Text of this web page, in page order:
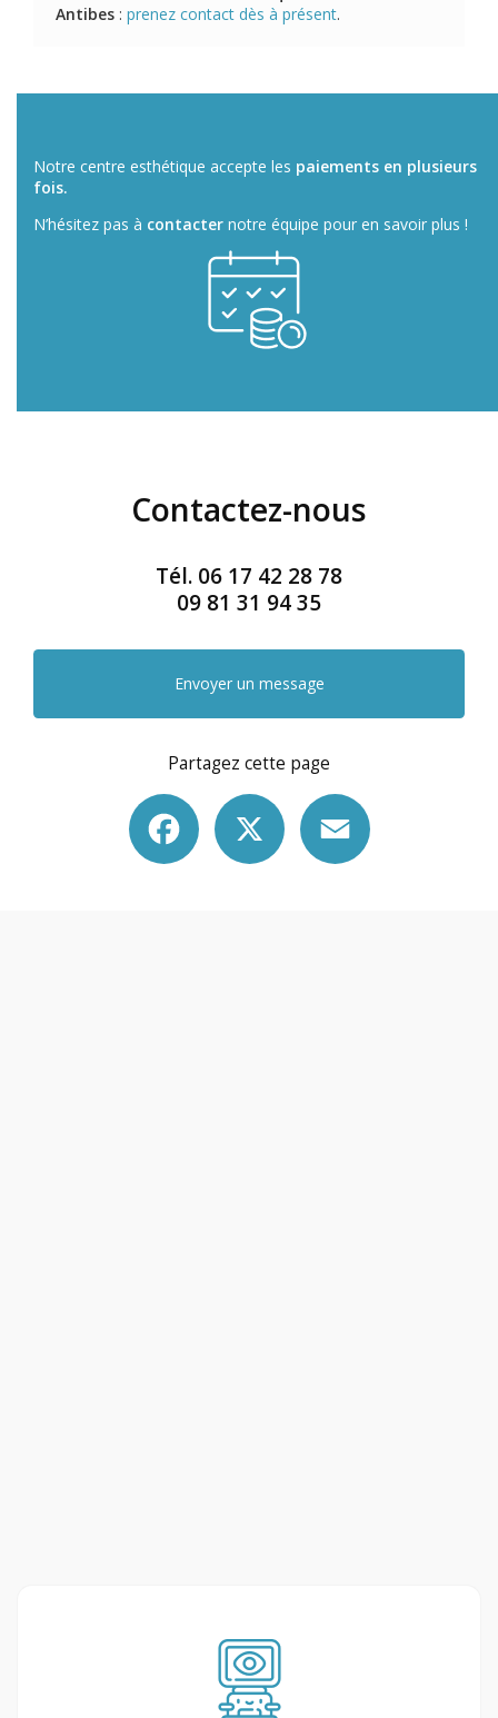
Antibes : prenez contact dès à présent.
Notre centre esthétique accepte les paiements en plusieurs
fois.
N’hésitez pas à contacter notre équipe pour en savoir plus !
Contactez-nous
Tél. 06 17 42 28 78
09 81 31 94 35
Envoyer un message
Partagez cette page
Facebook